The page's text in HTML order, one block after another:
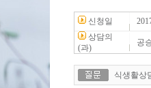
신청일
상담의
(과)
공
식생활상